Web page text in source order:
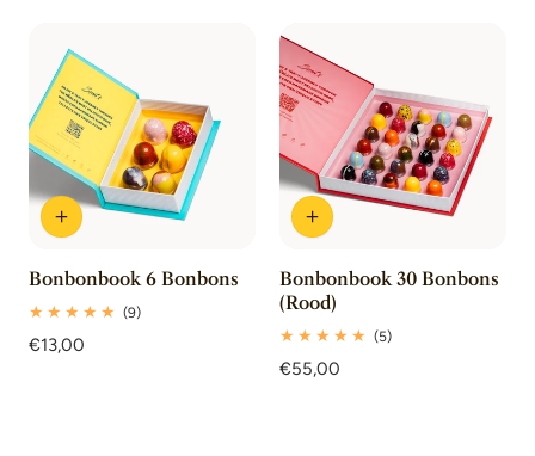
Bonbonbook 6 Bonbons
(9)9
Normale
€13,00
Bonbonbook 30 Bonbons
(Rood)
(5)5
Normale
€55,00